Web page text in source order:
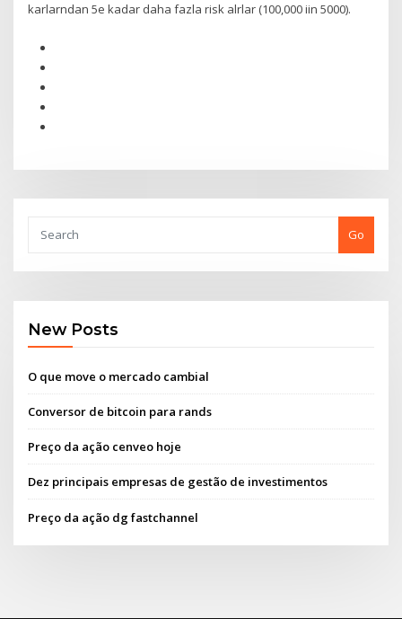
karlarndan 5e kadar daha fazla risk alrlar (100,000 iin 5000).
Go
New Posts
O que move o mercado cambial
Conversor de bitcoin para rands
Preço da ação cenveo hoje
Dez principais empresas de gestão de investimentos
Preço da ação dg fastchannel